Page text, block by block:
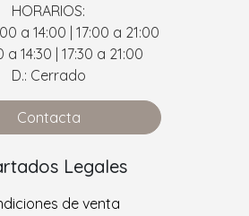
HORARIOS:
a 14:00 | 17:00 a 21:00
a 14:30 | 17:30 a 21:00
D.: Cerrado
Contacta
Legales
de venta